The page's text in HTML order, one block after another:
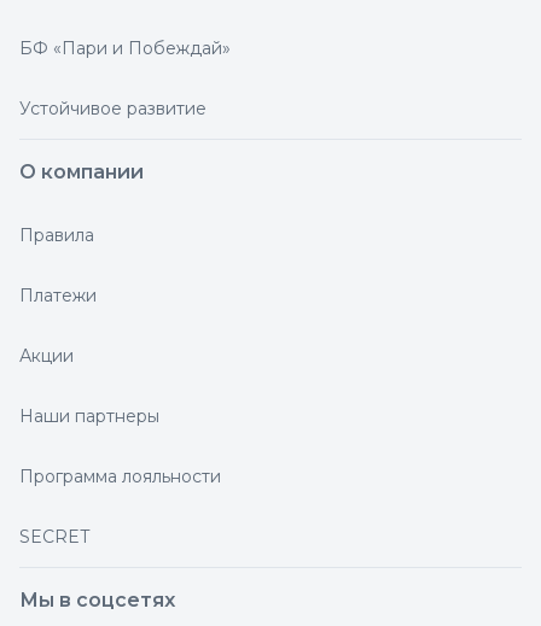
БФ «Пари и Побеждай»
Устойчивое развитие
О компании
Правила
Платежи
Акции
Наши партнеры
Программа лояльности
SECRET
Мы в соцсетях